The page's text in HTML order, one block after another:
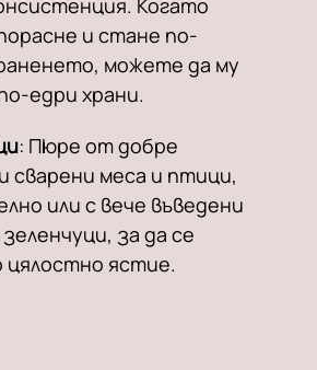
Когато
и стане по-
можете да му
едри храни.
: Пюре от добре
сварени меса и птици,
или с вече въведени
за да се
цялостно ястие.